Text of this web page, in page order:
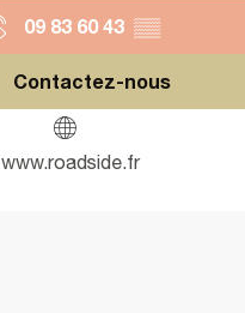
09 83 60 43 ▒▒
Contactez-nous
www.roadside.fr